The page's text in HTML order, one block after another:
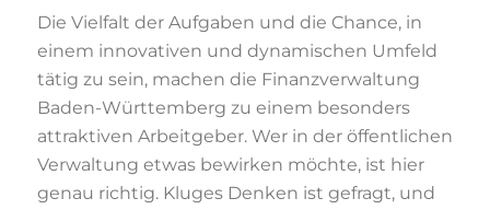
Die Vielfalt der Aufgaben und die Chance, in
einem innovativen und dynamischen Umfeld
tätig zu sein, machen die Finanzverwaltung
Baden-Württemberg zu einem besonders
attraktiven Arbeitgeber. Wer in der öffentlichen
Verwaltung etwas bewirken möchte, ist hier
genau richtig. Kluges Denken ist gefragt, und